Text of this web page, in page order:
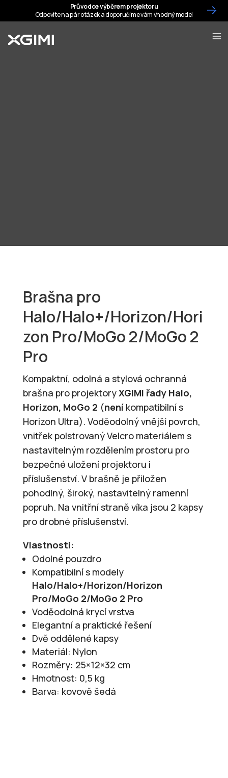
Brašna pro
Halo/Halo+/Horizon/Hori
zon Pro/MoGo 2/MoGo 2
Pro
Kompaktní, odolná a stylová ochranná
brašna pro projektoryXGIMI řady Halo,
Horizon, MoGo 2 (neníkompatibilní s
Horizon Ultra). Voděodolný vnější povrch,
vnitřek polstrovaný Velcro materiálem s
nastavitelným rozdělením prostoru pro
bezpečné uložení projektoru i
příslušenství. V brašně je přiložen
pohodlný, široký, nastavitelný ramenní
popruh. Na vnitřní straně víka jsou 2 kapsy
pro drobné příslušenství.
Vlastnosti:
Odolné pouzdro
Kompatibilní s modely
Halo/Halo+/Horizon/Horizon
Pro/MoGo 2/MoGo 2 Pro
Voděodolná krycí vrstva
Elegantní a praktické řešení
Dvě oddělené kapsy
Materiál: Nylon
Rozměry: 25×12×32 cm
Hmotnost: 0,5 kg
Barva: kovově šedá